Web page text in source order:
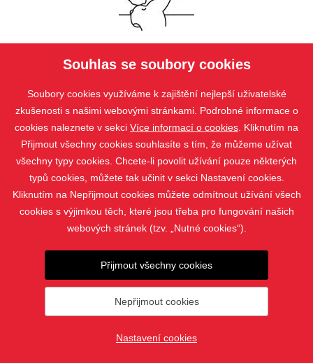
Vhodnost jednotlivých bezpečnostních systémů
PRODUKTY
vytvořilwebProgress
Souhlas se soubory cookies
Soubory cookies využíváme k zajištění nejlepší uživatelské
zkušenosti s našimi webovými stránkami. Podrobné informace o
cookies naleznete v sekci Více informací o cookies . Kliknutím na
Přijmout všechny cookies souhlasíte s tím, že můžeme užívat
všechny typy cookies. Chcete-li povolit užívání pouze některých
typů cookies, můžete tak učinit v sekci Nastavení cookies.
Kliknutím na Nepřijmout cookies můžete odmítnout užívání všech
cookies s výjimkou těch, které jsou třeba pro fungování našich
webových stránek (tzv. „Nutné cookies“).
Přijmout všechny cookies
Nepřijmout cookies
Nastavení cookies